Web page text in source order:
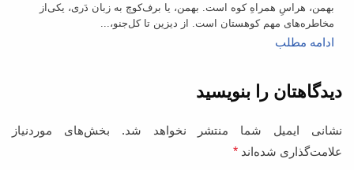
بهمن، هراسِ همراهِ کوه است. بهمن، یا برف‌کوچ به زبان دَری، یکی‌از
مخاطره‌های مهم کوهستان است. از دیزین تا کل‌جنو،...
ادامه مطلب
دیدگاهتان را بنویسید
نشانی ایمیل شما منتشر نخواهد شد.
بخش‌های موردنیاز
علامت‌گذاری شده‌اند *